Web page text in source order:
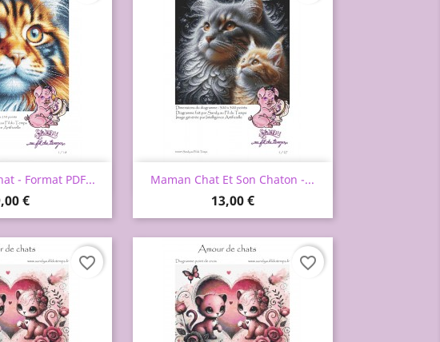
- Format PDF...
€
rapide Maman Chat Et Son Chaton -...
Prix
13,00 €
Aperçu rapide
favorite_border favorite_border